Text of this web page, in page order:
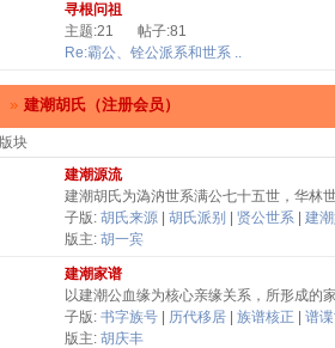
寻根问祖
主题:21
帖子:81
Re:霸公、铨公派系和世系 ..
» 建潮胡氏（注册会员）
版块
建潮源流
建潮胡氏为溈汭世系满公七十五世，华林
子版: 胡氏来源 胡氏派别 贤公世系
建潮
版主: 胡一宾
建潮家谱
以建潮公血缘为核心亲缘关系，所形成的
子版: 书字族号 历代移居 族谱核正
谱
版主: 胡庆丰